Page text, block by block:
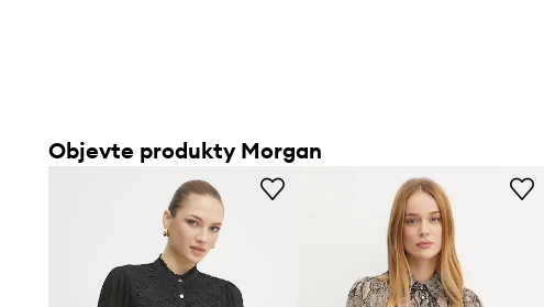
Objevte produkty Morgan